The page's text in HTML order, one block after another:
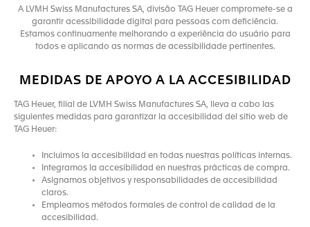
A LVMH Swiss Manufactures SA, divisão TAG Heuer compromete-se a
garantir acessibilidade digital para pessoas com deficiência.
Estamos continuamente melhorando a experiência do usuário para
todos e aplicando as normas de acessibilidade pertinentes.
MEDIDAS DE APOYO A LA ACCESIBILIDAD
TAG Heuer, filial de LVMH Swiss Manufactures SA, lleva a cabo las
siguientes medidas para garantizar la accesibilidad del sitio web de
TAG Heuer:
Incluimos la accesibilidad en todas nuestras políticas internas.
Integramos la accesibilidad en nuestras prácticas de compra.
Asignamos objetivos y responsabilidades de accesibilidad
claros.
Empleamos métodos formales de control de calidad de la
accesibilidad.